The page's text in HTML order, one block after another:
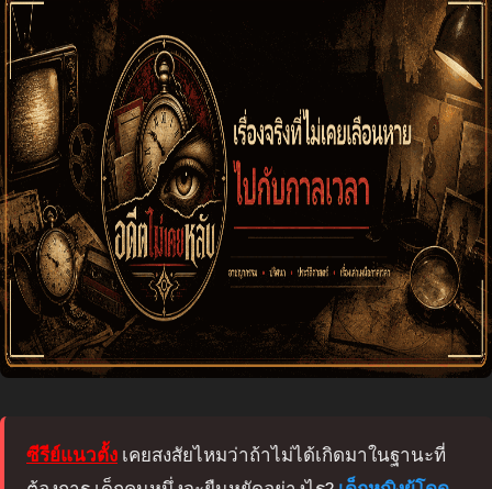
ซีรีย์แนวตั้ง เคยสงสัยไหมว่าถ้าไม่ได้เกิดมาในฐานะที่